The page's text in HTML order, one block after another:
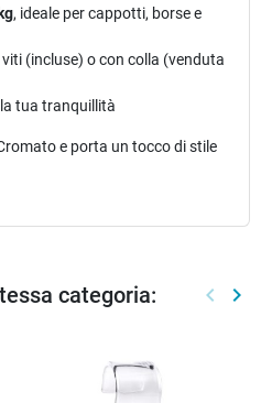
, ideale per cappotti, borse e
(incluse) o con colla (venduta
tua tranquillità
e porta un tocco di stile
categoria: keyboard_arrow_left keyboard_arrow_right